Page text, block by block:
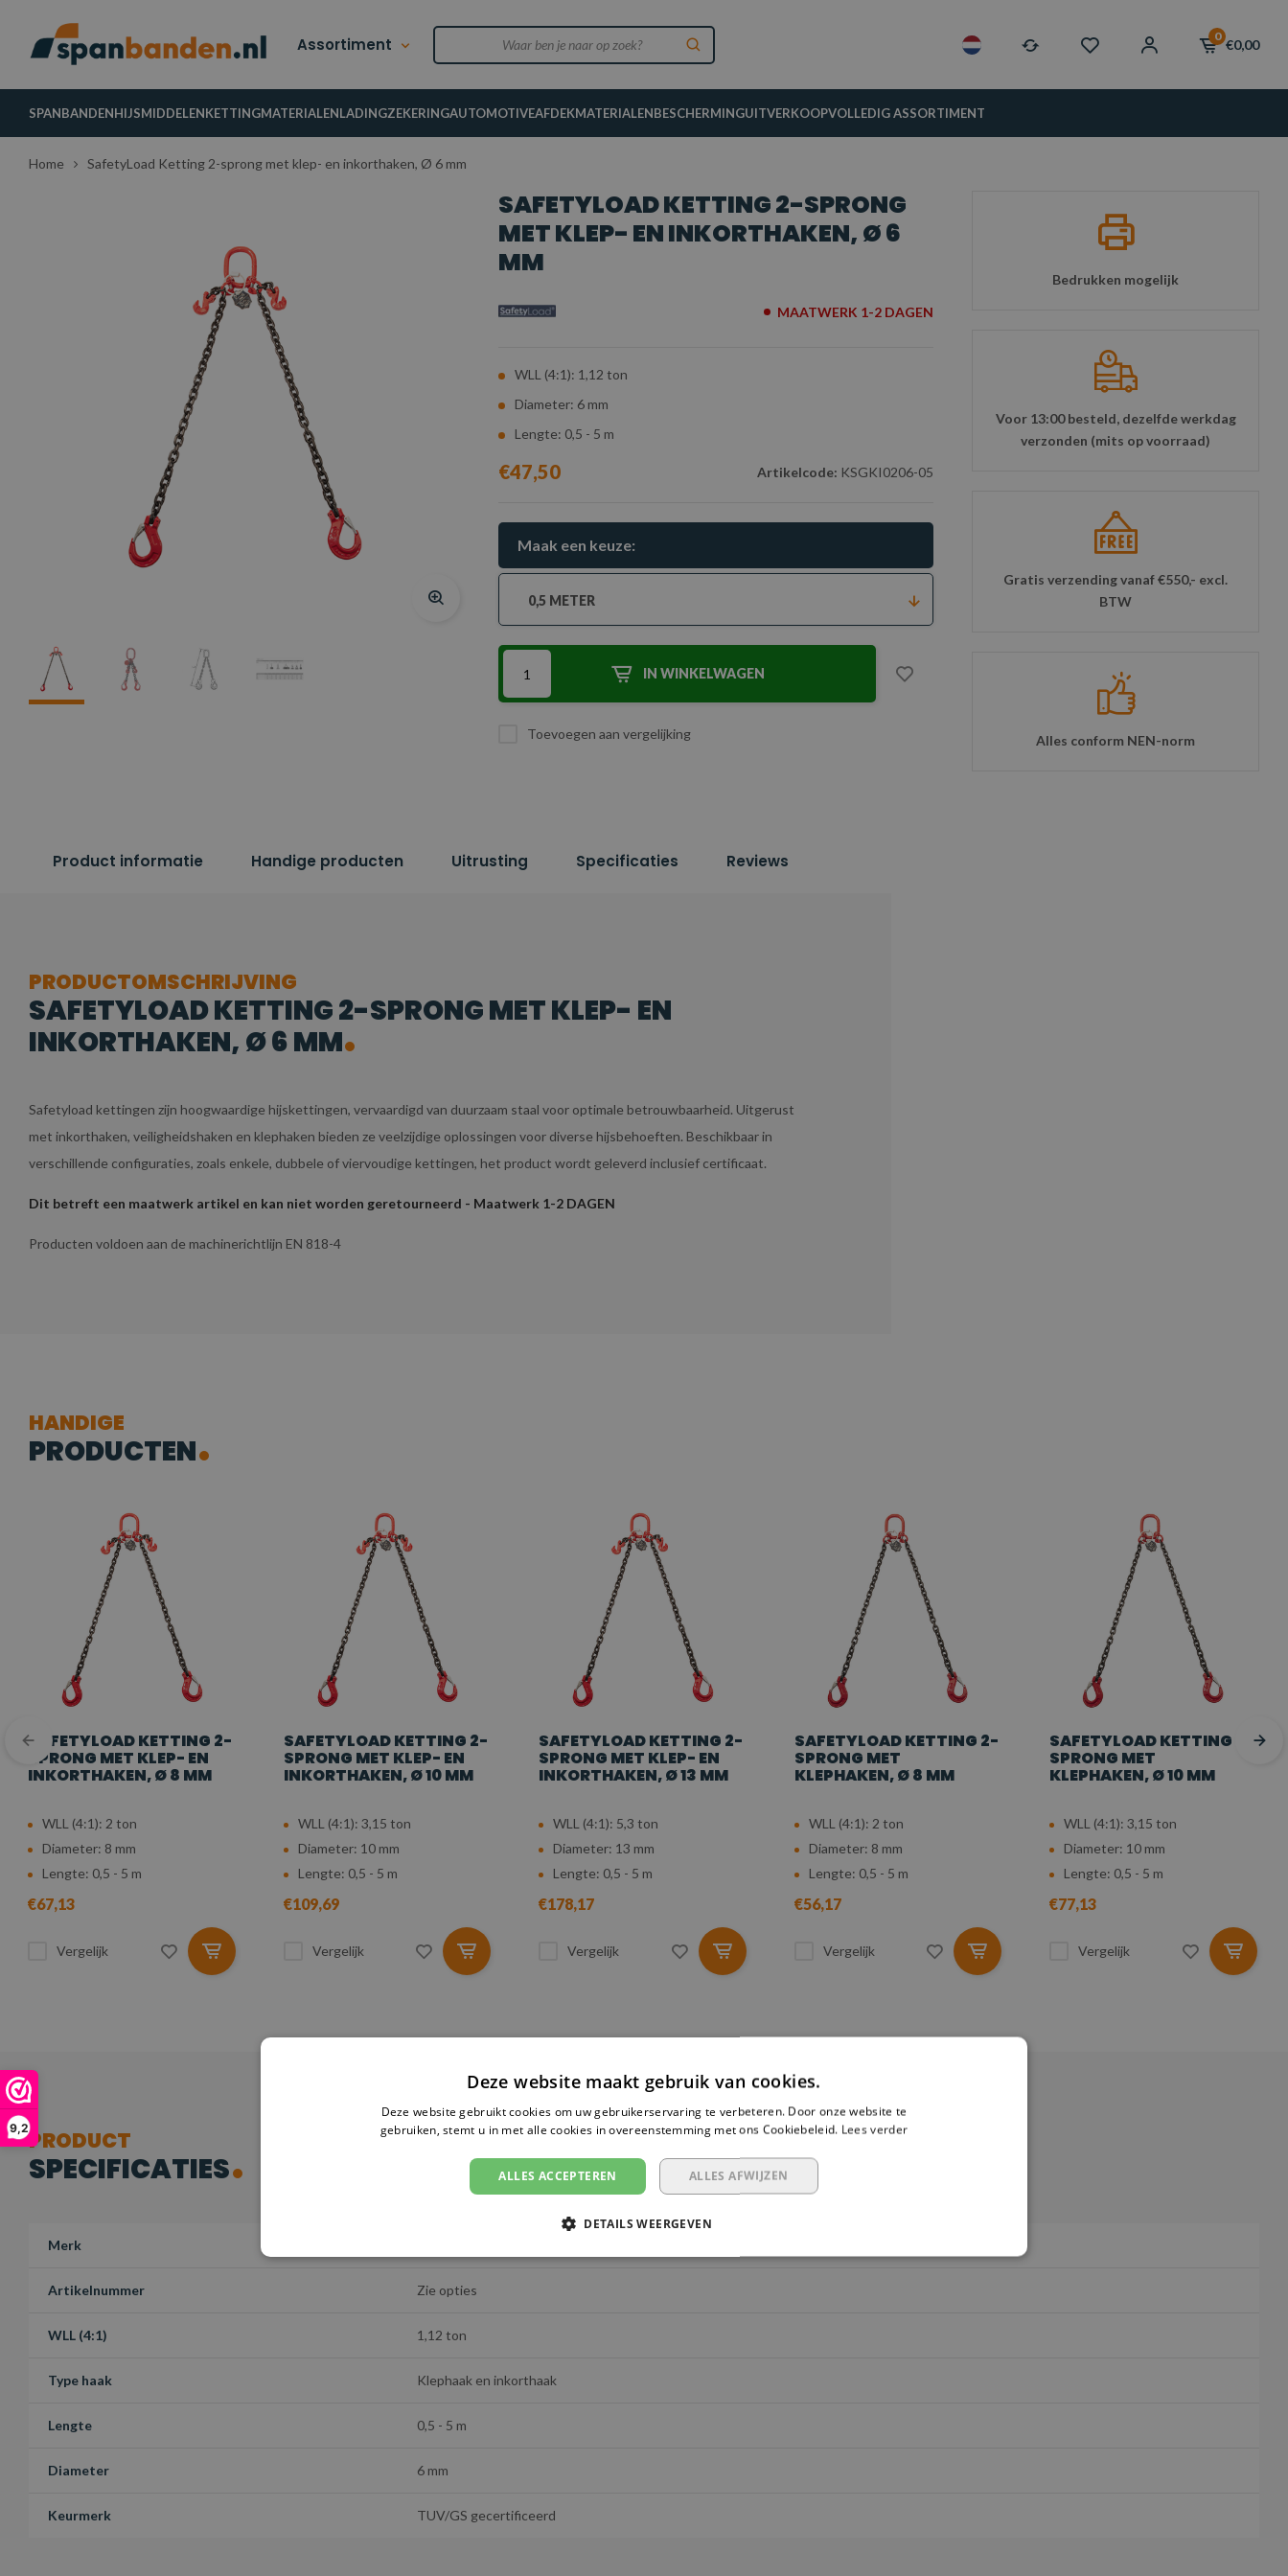
9,2
Assortiment 0
€0,00
SPANBANDENHIJSMIDDELENKETTINGMATERIALENLADINGZEKERINGAUTOMOTIVEAFDEKMATERIALENBESCHERMINGUITVERKOOPVOLLEDIG ASSORTIMENT
Home SafetyLoad Ketting 2-sprong met klep- en inkorthaken, Ø 6 mm
SAFETYLOAD KETTING 2-SPRONG
MET KLEP- EN INKORTHAKEN, Ø 6
MM
MAATWERK 1-2 DAGEN
WLL (4:1): 1,12 ton
Diameter: 6 mm
Lengte: 0,5 - 5 m
€47,50 Artikelcode: KSGKI0206-05
Maak een keuze:
0,5 METER
IN WINKELWAGEN
Toevoegen aan vergelijking
Bedrukken mogelijk
Voor 13:00 besteld, dezelfde werkdag
verzonden (mits op voorraad)
Gratis verzending vanaf €550,- excl.
BTW
Alles conform NEN-norm
Product informatie Handige producten Uitrusting Specificaties Reviews
PRODUCTOMSCHRIJVING
SAFETYLOAD KETTING 2-SPRONG MET KLEP- EN
INKORTHAKEN, Ø 6 MM
Safetyload kettingen zijn hoogwaardige hijskettingen, vervaardigd van duurzaam staal voor optimale betrouwbaarheid. Uitgerust
met inkorthaken, veiligheidshaken en klephaken bieden ze veelzijdige oplossingen voor diverse hijsbehoeften. Beschikbaar in
verschillende configuraties, zoals enkele, dubbele of viervoudige kettingen, het product wordt geleverd inclusief certificaat.
Dit betreft een maatwerk artikel en kan niet worden geretourneerd - Maatwerk 1-2 DAGEN
Producten voldoen aan de machinerichtlijn EN 818-4
HANDIGE
PRODUCTEN
SAFETYLOAD KETTING 2-
SPRONG MET KLEP- EN
INKORTHAKEN, Ø 8 MM
WLL (4:1): 2 ton
Diameter: 8 mm
Lengte: 0,5 - 5 m
€67,13
Vergelijk
SAFETYLOAD KETTING 2-
SPRONG MET KLEP- EN
INKORTHAKEN, Ø 10 MM
WLL (4:1): 3,15 ton
Diameter: 10 mm
Lengte: 0,5 - 5 m
€109,69
Vergelijk
SAFETYLOAD KETTING 2-
SPRONG MET KLEP- EN
INKORTHAKEN, Ø 13 MM
WLL (4:1): 5,3 ton
Diameter: 13 mm
Lengte: 0,5 - 5 m
€178,17
Vergelijk
SAFETYLOAD KETTING 2-
SPRONG MET
KLEPHAKEN, Ø 8 MM
WLL (4:1): 2 ton
Diameter: 8 mm
Lengte: 0,5 - 5 m
€56,17
Vergelijk
SAFETYLOAD KETTING 2-
SPRONG MET
KLEPHAKEN, Ø 10 MM
WLL (4:1): 3,15 ton
Diameter: 10 mm
Lengte: 0,5 - 5 m
€77,13
Vergelijk
PRODUCT
SPECIFICATIES
Merk
Artikelnummer Zie opties
WLL (4:1) 1,12 ton
Type haak Klephaak en inkorthaak
Lengte 0,5 - 5 m
Diameter 6 mm
Keurmerk TUV/GS gecertificeerd
Deze website maakt gebruik van cookies.
Deze website gebruikt cookies om uw gebruikerservaring te verbeteren. Door onze website te
gebruiken, stemt u in met alle cookies in overeenstemming met ons Cookiebeleid. Lees verder
ALLES ACCEPTEREN ALLES AFWIJZEN
DETAILS WEERGEVEN